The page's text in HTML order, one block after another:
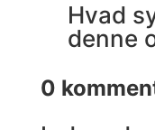
Hvad
denne
0